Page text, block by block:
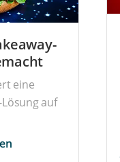
eine
auf